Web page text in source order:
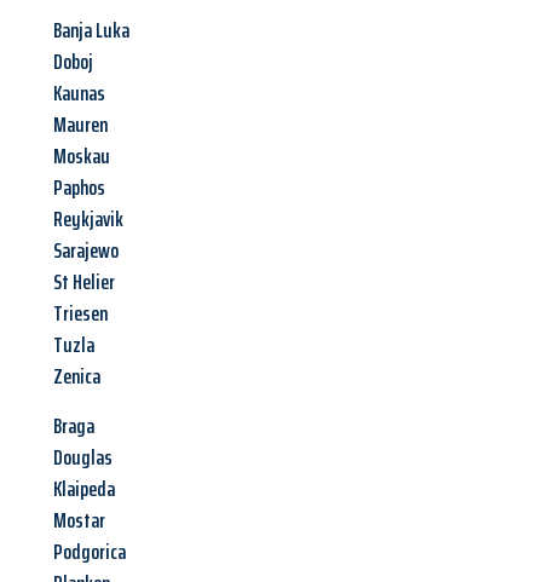
Banja Luka
Doboj
Kaunas
Mauren
Moskau
Paphos
Reykjavik
Sarajewo
St Helier
Triesen
Tuzla
Zenica
Braga
Douglas
Klaipeda
Mostar
Podgorica